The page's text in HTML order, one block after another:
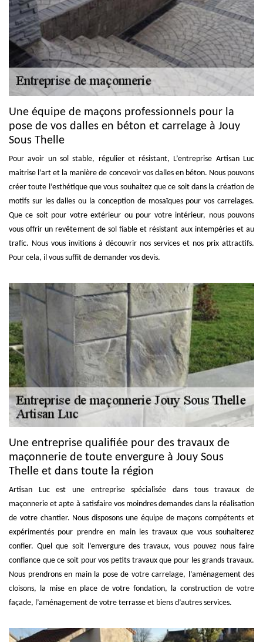
Une équipe de maçons professionnels pour la
pose de vos dalles en béton et carrelage à Jouy
Sous Thelle
Pour avoir un sol stable, régulier et résistant, L’entreprise Artisan Luc
maitrise l’art et la manière de concevoir vos dalles en béton. Nous pouvons
créer toute l’esthétique que vous souhaitez que ce soit dans la création de
motifs sur les dalles ou la conception de mosaïques pour vos carrelages.
Que ce soit pour votre extérieur ou pour votre intérieur, nous pouvons
vous offrir un revêtement de sol fiable et résistant aux intempéries et au
trafic. Nous vous invitions à découvrir nos services et nos prix attractifs.
Pour cela, il vous suffit de demander vos devis.
Une entreprise qualifiée pour des travaux de
maçonnerie de toute envergure à Jouy Sous
Thelle et dans toute la région
Artisan Luc est une entreprise spécialisée dans tous travaux de
maçonnerie et apte à satisfaire vos moindres demandes dans la réalisation
de votre chantier. Nous disposons une équipe de maçons compétents et
expérimentés pour prendre en main les travaux que vous souhaiterez
confier. Quel que soit l’envergure des travaux, vous pouvez nous faire
confiance que ce soit pour vos petits travaux que pour les grands travaux.
Nous prendrons en main la pose de votre carrelage, l’aménagement des
cloisons, la mise en place de votre fondation, la construction de votre
façade, l’aménagement de votre terrasse et biens d’autres services.